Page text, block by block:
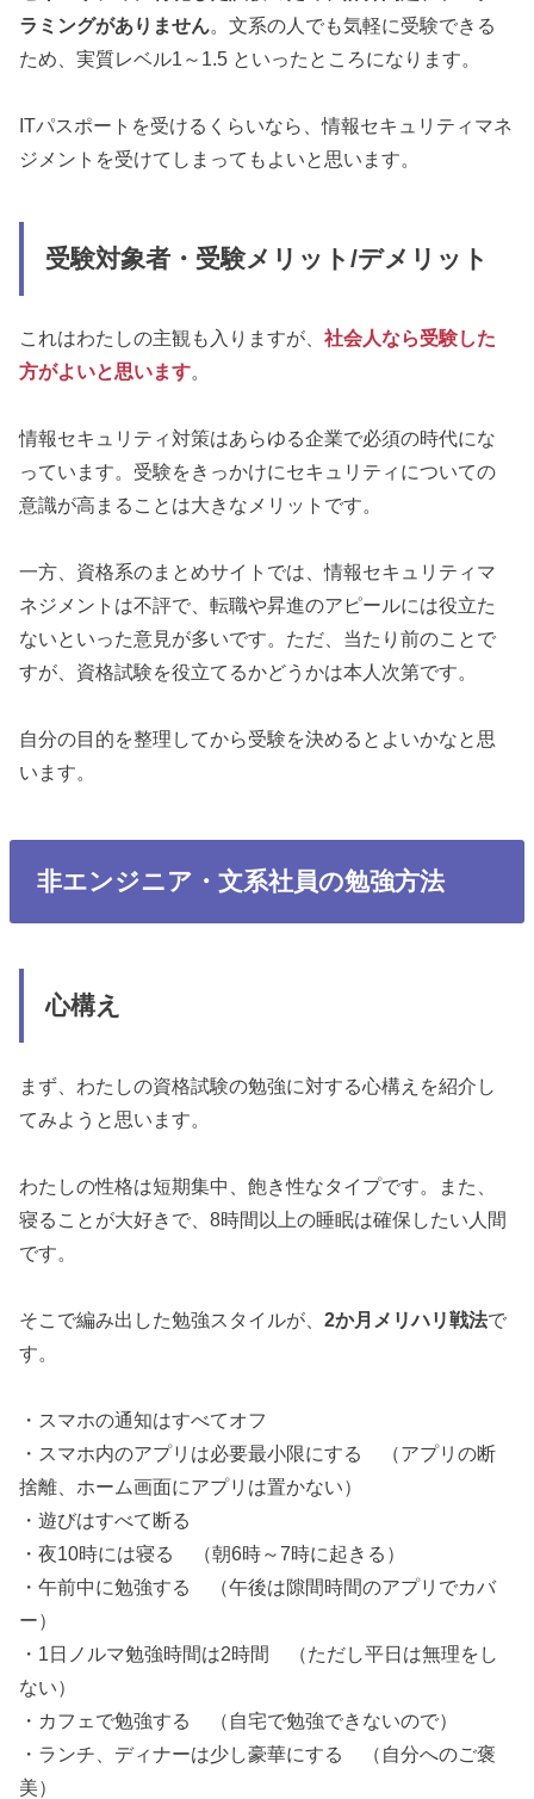
ラミングがありません。文系の人でも気軽に受験できる
ため、実質レベル1～1.5 といったところになります。
ITパスポートを受けるくらいなら、情報セキュリティマネ
ジメントを受けてしまってもよいと思います。
受験対象者・受験メリット/デメリット
これはわたしの主観も入りますが、社会人なら受験した
方がよいと思います。
情報セキュリティ対策はあらゆる企業で必須の時代にな
っています。受験をきっかけにセキュリティについての
意識が高まることは大きなメリットです。
一方、資格系のまとめサイトでは、情報セキュリティマ
ネジメントは不評で、転職や昇進のアピールには役立た
ないといった意見が多いです。ただ、当たり前のことで
すが、資格試験を役立てるかどうかは本人次第です。
自分の目的を整理してから受験を決めるとよいかなと思
います。
非エンジニア・文系社員の勉強方法
心構え
まず、わたしの資格試験の勉強に対する心構えを紹介し
てみようと思います。
わたしの性格は短期集中、飽き性なタイプです。また、
寝ることが大好きで、8時間以上の睡眠は確保したい人間
です。
そこで編み出した勉強スタイルが、2か月メリハリ戦法で
す。
・スマホの通知はすべてオフ
・スマホ内のアプリは必要最小限にする （アプリの断
捨離、ホーム画面にアプリは置かない）
・遊びはすべて断る
・夜10時には寝る （朝6時～7時に起きる）
・午前中に勉強する （午後は隙間時間のアプリでカバ
ー）
・1日ノルマ勉強時間は2時間 （ただし平日は無理をし
ない）
・カフェで勉強する （自宅で勉強できないので）
・ランチ、ディナーは少し豪華にする （自分へのご褒
美）